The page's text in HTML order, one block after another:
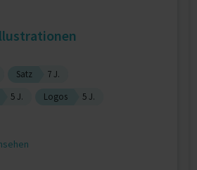
Satz
7 J.
5 J. Logos
5 J.